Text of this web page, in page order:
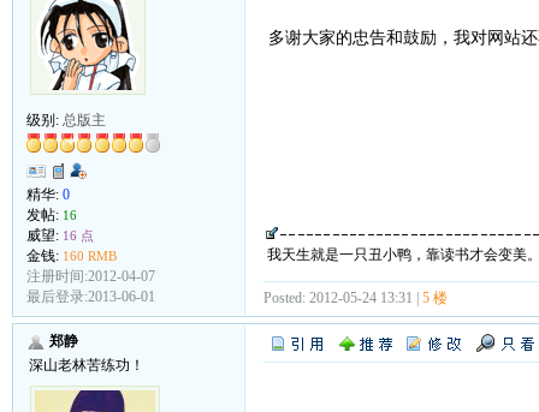
级别: 总版主
精华: 0
发帖: 16
威望: 16 点
金钱: 160 RMB
注册时间:2012-04-07
最后登录:2013-06-01
多谢大家的忠告和鼓励，我对网站
我天生就是一只丑小鸭，靠读书才会变美
Posted: 2012-05-24 13:31 | 5 楼
郑静
深山老林苦练功！